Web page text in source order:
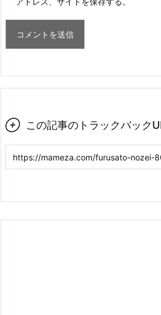
 この記事のトラックバック